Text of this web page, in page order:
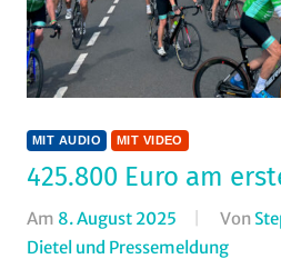
MIT AUDIO MIT VIDEO
425.800 Euro am
Am 8. August 2025 Von
Dietel und Pressemeldung